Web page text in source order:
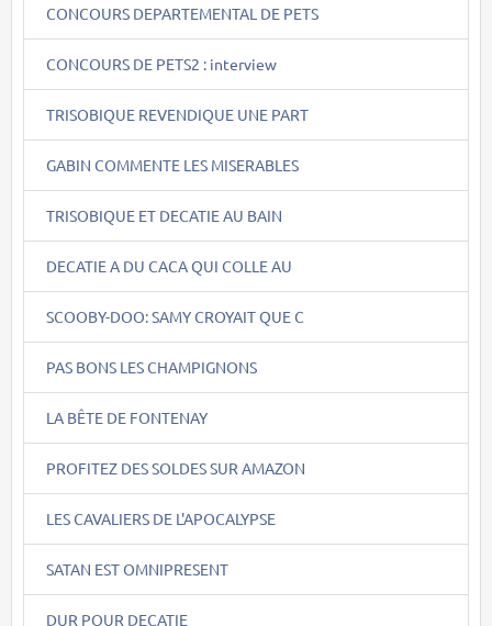
CONCOURS DEPARTEMENTAL DE PETS
CONCOURS DE PETS2 : interview
TRISOBIQUE REVENDIQUE UNE PART
GABIN COMMENTE LES MISERABLES
TRISOBIQUE ET DECATIE AU BAIN
DECATIE A DU CACA QUI COLLE AU
SCOOBY-DOO: SAMY CROYAIT QUE C
PAS BONS LES CHAMPIGNONS
LA BÊTE DE FONTENAY
PROFITEZ DES SOLDES SUR AMAZON
LES CAVALIERS DE L'APOCALYPSE
SATAN EST OMNIPRESENT
DUR POUR DECATIE